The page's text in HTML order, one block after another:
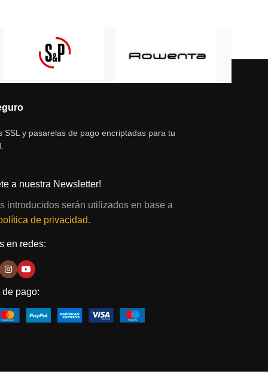
SSL y pasarelas de pago encriptadas para tu
a nuestra Newsletter!
introducidos serán utilizados en base a
de privacidad.
en redes:
de pago: